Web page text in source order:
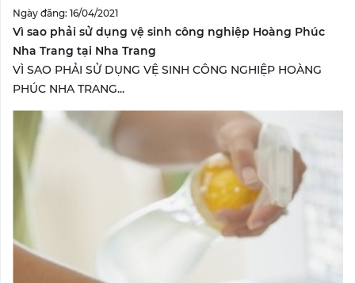
Ngày đăng: 16/04/2021
Vì sao phải sử dụng vệ sinh công nghiệp Hoàng Phúc
Nha Trang tại Nha Trang
VÌ SAO PHẢI SỬ DỤNG VỆ SINH CÔNG NGHIỆP HOÀNG
PHÚC NHA TRANG...